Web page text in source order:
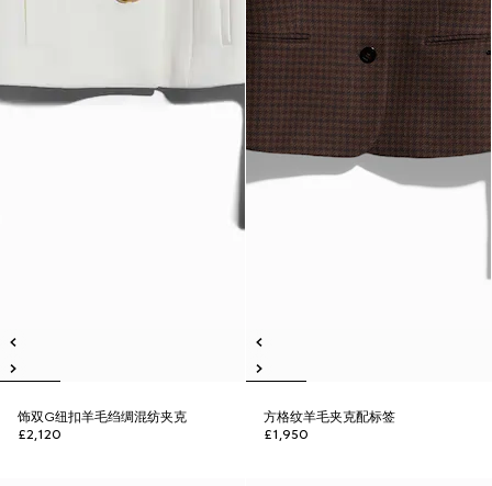
饰双G纽扣羊毛绉绸混纺夹克
£2,120
方格纹羊毛夹克配标签
£1,950